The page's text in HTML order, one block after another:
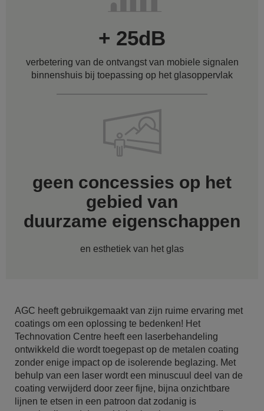
+ 25dB
verbetering van de ontvangst van mobiele signalen
binnenshuis bij toepassing op het glasoppervlak
geen concessies op het
gebied van
duurzame eigenschappen
en esthetiek van het glas
AGC heeft gebruikgemaakt van zijn ruime ervaring met
coatings om een oplossing te bedenken! Het
Technovation Centre heeft een laserbehandeling
ontwikkeld die wordt toegepast op de metalen coating
zonder enige impact op de isolerende beglazing. Met
behulp van een laser wordt een minuscuul deel van de
coating verwijderd door zeer fijne, bijna onzichtbare
lijnen te etsen in een patroon dat zodanig is